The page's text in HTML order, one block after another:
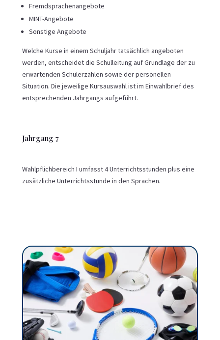
Fremdsprachenangebote
MINT-Angebote
Sonstige Angebote
Welche Kurse in einem Schuljahr tatsächlich angeboten
werden, entscheidet die Schulleitung auf Grundlage der zu
erwartenden Schülerzahlen sowie der personellen
Situation. Die jeweilige Kursauswahl ist im Einwahlbrief des
entsprechenden Jahrgangs aufgeführt.
Jahrgang 7
Wahlpflichbereich I umfasst 4 Unterrichtsstunden plus eine
zusätzliche Unterrichtsstunde in den Sprachen.